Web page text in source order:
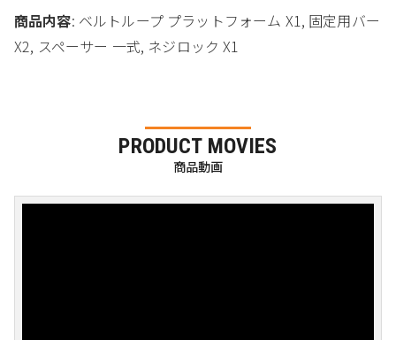
商品内容: ベルトループ プラットフォーム X1, 固定用バー
X2, スペーサー 一式, ネジロック X1
PRODUCT MOVIES
商品動画